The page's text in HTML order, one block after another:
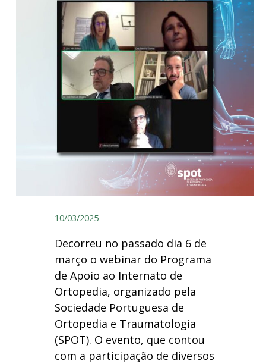
10/03/2025
Decorreu no passado dia 6 de
março o webinar do Programa
de Apoio ao Internato de
Ortopedia, organizado pela
Sociedade Portuguesa de
Ortopedia e Traumatologia
(SPOT). O evento, que contou
com a participação de diversos